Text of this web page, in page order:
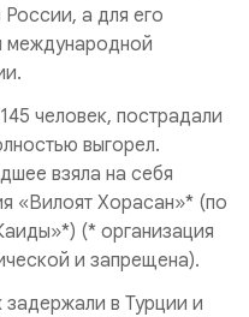
а для его
международной
человек, пострадали
выгорел.
взяла на себя
«Вилоят Хорасан»* (по
(* организация
и запрещена).
в Турции и